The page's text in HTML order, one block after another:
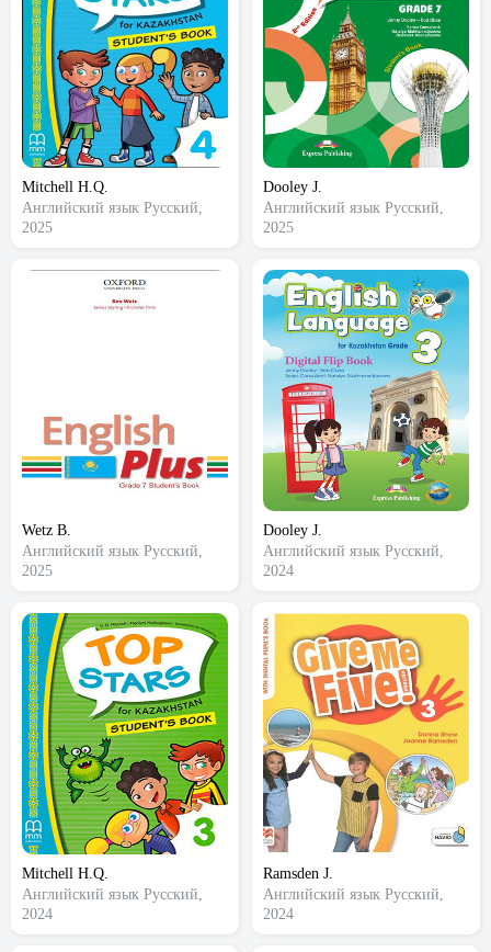
Mitchell H.Q.
Английский язык Русский,
2025
Dooley J.
Английский язык Русский,
2025
Wetz B.
Английский язык Русский,
2025
Dooley J.
Английский язык Русский,
2024
Mitchell H.Q.
Английский язык Русский,
2024
Ramsden J.
Английский язык Русский,
2024